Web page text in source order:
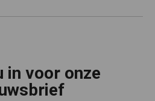
in voor onze